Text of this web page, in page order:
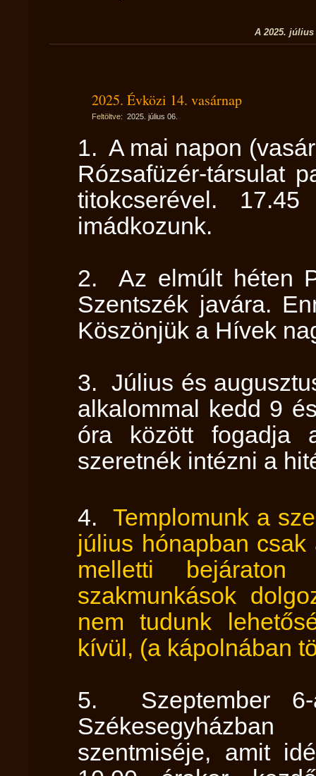
A 2025.
2025. Évközi 14. vasárnap
Feltöltve: 2025. július 06.
1. A mai napon
Rózsafüzér-társulat
titokcserével.
imádkozunk.
2. Az elmúlt héten
Szentszék javára.
Köszönjük a Hívek
3. Július és
alkalommal kedd 9
óra között fogadja
szeretnék intézni a
4. Templomunk a
július hónapban
melletti bejáraton
szakmunkások
nem tudunk
kívül, (a kápolnában
5. Szeptember
szentmiséje, amit